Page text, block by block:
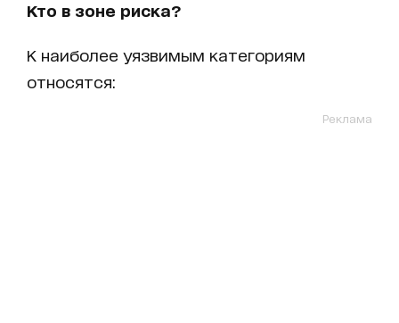
Кто в зоне риска?
К наиболее уязвимым категориям
относятся:
Реклама